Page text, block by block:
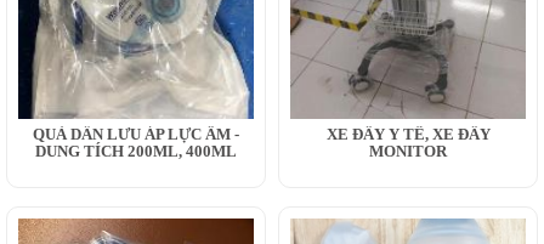
QUẢ DẪN LƯU ÁP LỰC ÂM -
DUNG TÍCH 200ML, 400ML
XE ĐẨY Y TẾ, XE ĐẨY
MONITOR